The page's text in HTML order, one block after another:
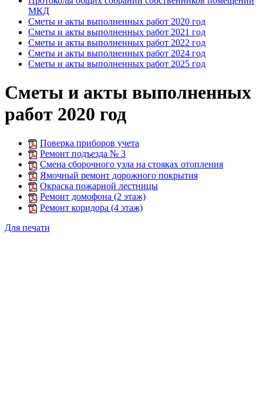
МКД
Сметы и акты выполненных работ 2020 год
Сметы и акты выполненных работ 2021 год
Сметы и акты выполненных работ 2022 год
Сметы и акты выполненных работ 2024 год
Сметы и акты выполненных работ 2025 год
Сметы и акты выполненных
работ 2020 год
Поверка приборов учета
Ремонт подъезда № 3
Смена сборочного узла на стояках отопления
Ямочный ремонт дорожного покрытия
Окраска пожарной лестницы
Ремонт домофона (2 этаж)
Ремонт коридора (4 этаж)
Для печати